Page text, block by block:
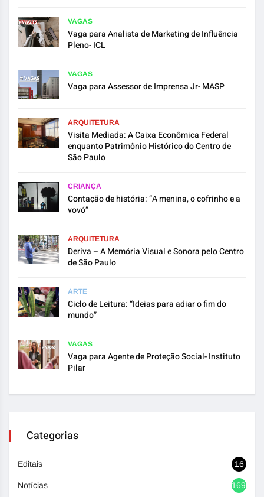
VAGAS
Vaga para Analista de Marketing de Influência
Pleno- ICL
VAGAS
Vaga para Assessor de Imprensa Jr- MASP
ARQUITETURA
Visita Mediada: A Caixa Econômica Federal
enquanto Patrimônio Histórico do Centro de
São Paulo
CRIANÇA
Contação de história: “A menina, o cofrinho e a
vovó”
ARQUITETURA
Deriva – A Memória Visual e Sonora pelo Centro
de São Paulo
ARTE
Ciclo de Leitura: “Ideias para adiar o fim do
mundo”
VAGAS
Vaga para Agente de Proteção Social- Instituto
Pilar
Categorias
Editais 16
Notícias 1692